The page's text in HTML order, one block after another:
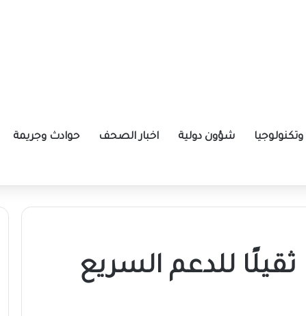
شؤون دولية اخبار الصحف حوادث وجريمة
للدعم السريع